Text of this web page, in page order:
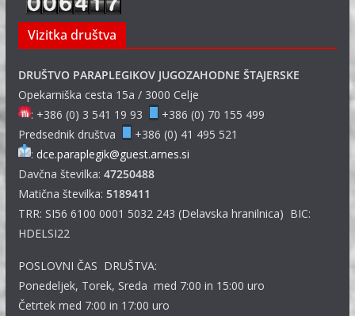
Vizitka društva
DRUŠTVO PARAPLEGIKOV JUGOZAHODNE ŠTAJERSKE
Opekarniška cesta 15a / 3000 Celje
: +386 (0) 3 541 19 93
+386 (0) 70 155 499
Predsednik društva
+386 (0) 41 495 521
: dce.paraplegik@guest.arnes.si
Davčna številka: 47250488
Matična številka: 5189411
TRR: SI56 6100 0001 5032 243 (Delavska hranilnica) BIC:
HDELSI22
POSLOVNI ČAS DRUŠTVA:
Ponedeljek, Torek, Sreda med 7:00 in 15:00 uro
Četrtek med 7:00 in 17:00 uro